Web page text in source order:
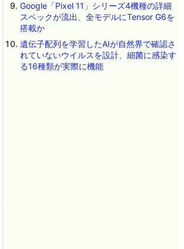
Google「Pixel 11」シリーズ4機種の詳細
スペックが流出、全モデルにTensor G6を
搭載か
遺伝子配列を学習したAIが自然界で確認さ
れていないウイルスを設計、細菌に感染す
る16種類が実際に機能